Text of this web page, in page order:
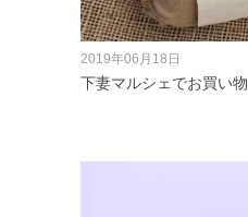
2019年06月18日
下妻マルシェでお買い物